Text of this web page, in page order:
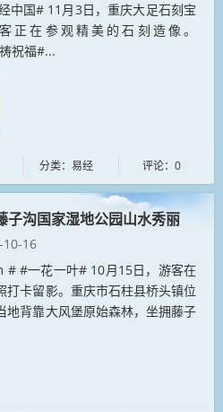
中国# 11月3日，重庆大足石刻宝
正在参观精美的石刻造像。
祝福#...
分类：易经 评论：0
子沟国家湿地公园山水秀丽
10-16
# #一花一叶# 10月15日，游客在
打卡留影。重庆市石柱县桥头镇位
地背靠大风堡原始森林，坐拥藤子